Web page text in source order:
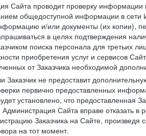
Сайта проводит проверку информации
общедоступной информации в
и/или документы (их копии),
в целях подтверждения
поиска персонала для третьих
приобретения услуг и сервисов
от Заказчика необходимой
Заказчик не предоставит
первично предоставленных
установлено, что предоставленная
Администрация Сайта вправе отказать
Заказчика на Сайте, произведя
на тот момент.